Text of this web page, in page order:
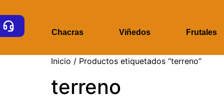
Chacras Viñedos Frutales
Inicio / Productos etiquetados “terreno”
terreno